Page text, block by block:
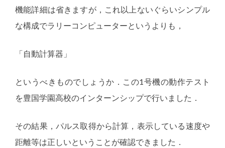
機能詳細は省きますが，これ以上ないぐらいシンプル
な構成でラリーコンピューターというよりも，
「自動計算器」
というべきものでしょうか．この1号機の動作テスト
を豊国学園高校のインターンシップで行いました．
その結果，パルス取得から計算，表示している速度や
距離等は正しいということが確認できました．